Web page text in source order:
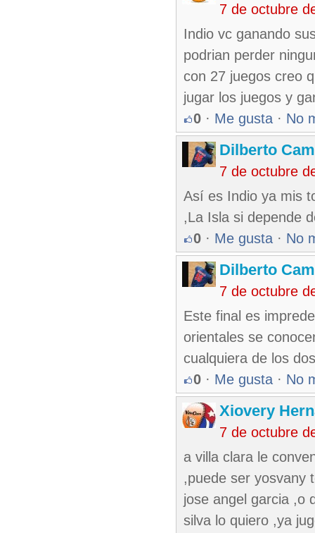
7 de octubre
Indio vc ganando
podrian perder
con 27 juegos creo
jugar los juegos y
0 · Me gusta · No
Dilberto
7 de octubre
Así es Indio ya mis
,La Isla si depende
0 · Me gusta · No
Dilberto
7 de octubre
Este final es
orientales se
cualquiera de los
0 · Me gusta · No
Xiovery
7 de octubre
a villa clara le
,puede ser yosvany
jose angel garcia ,o
silva lo quiero ,ya